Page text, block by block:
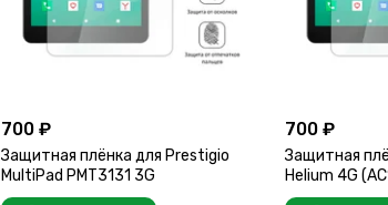
700 ₽
Защитная плёнка для Prestigio
MultiPad PMT3131 3G
700 ₽
Защитная
Helium 4G